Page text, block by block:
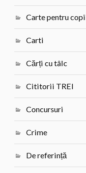
Carte pentru
Carti
Cărți cu tâlc
Cititorii TREI
Concursuri
Crime
De referință